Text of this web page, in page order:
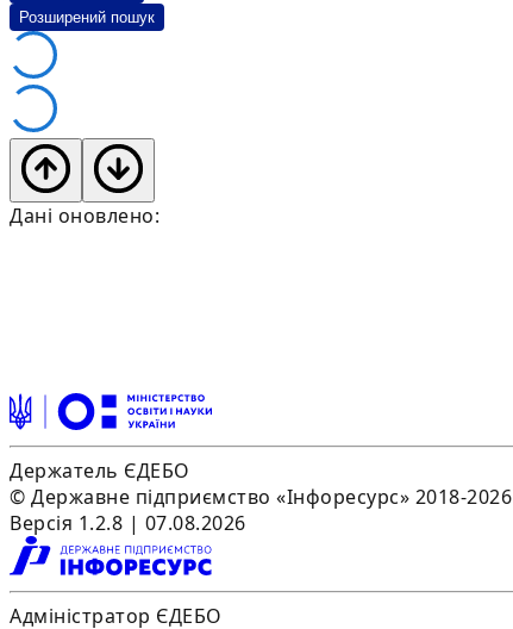
Розширений пошук
Дані оновлено:
Держатель ЄДЕБО
© Державне підприємство «Інфоресурс» 2018-2026
Версія 1.2.8 | 07.08.2026
Адміністратор ЄДЕБО